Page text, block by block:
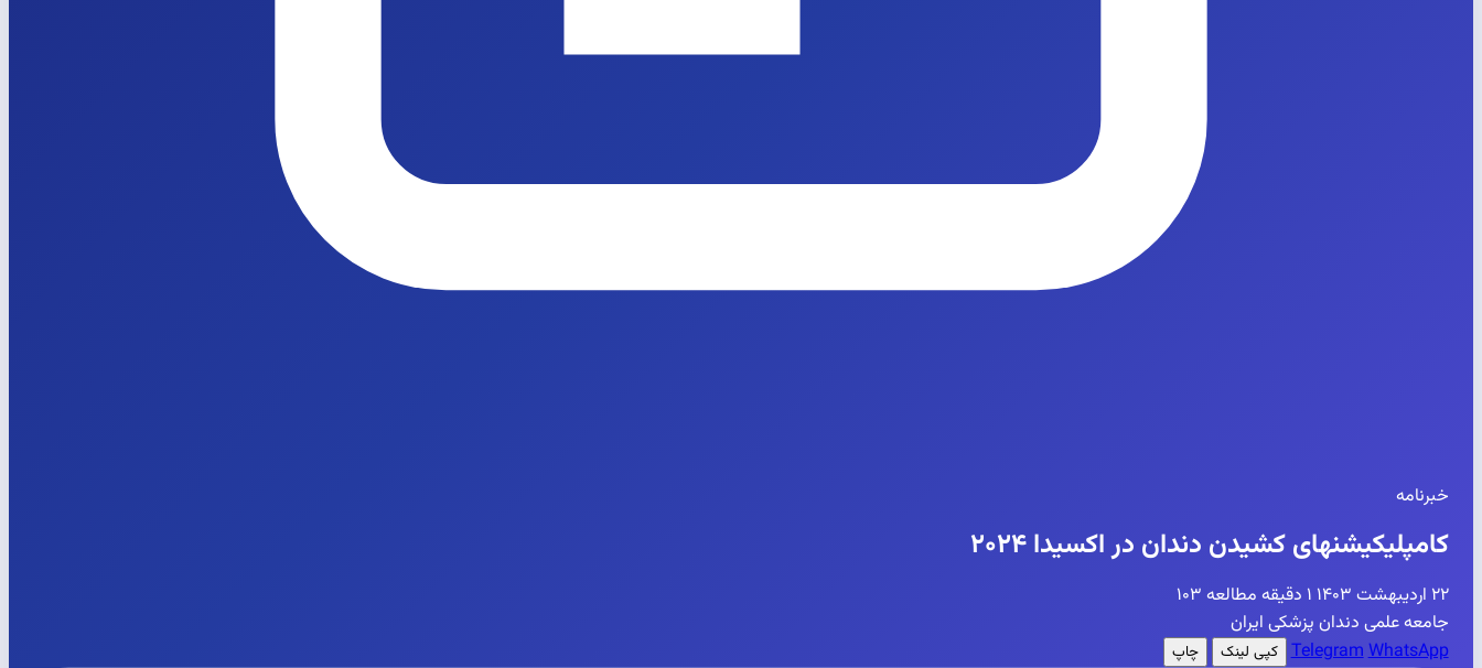
خبرنامه
کامپلیکیشنهای کشیدن دندان در اکسیدا ۲۰۲۴
۲۲ اردیبهشت ۱۴۰۳ ۱ دقیقه مطالعه
۱۰۳
جامعه علمی دندان پزشکی ایران
TelegramWhatsApp کپی لینک چاپ